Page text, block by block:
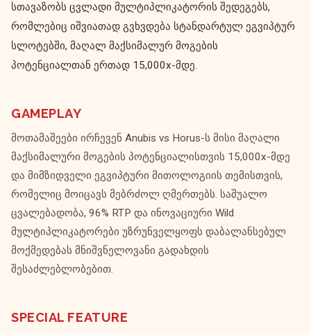
სთავაზობს ცვლადი მულტიპლიკატორის შედეგებს,
რომლებიც იშვიათად გვხვდება სტანდარტულ ეგვიპტურ
სლოტებში, მაღალ მაქსიმალურ მოგების
პოტენციალთან ერთად 15,000x-მდე.
GAMEPLAY
მოთამაშეები ირჩევენ Anubis vs Horus-ს მისი მაღალი
მაქსიმალური მოგების პოტენციალისთვის 15,000x-მდე
და მიმზიდველი ეგვიპტური მითოლოგიის თემისთვის,
რომელიც მოიცავს მებრძოლ ღმერთებს. საშუალო
ცვალებადობა, 96% RTP და ინოვაციური Wild
მულტიპლიკატორები უზრუნველყოფს დაბალანსებულ
მოქმედებას მნიშვნელოვანი გადახდის
შესაძლებლობებით.
SPECIAL FEATURE